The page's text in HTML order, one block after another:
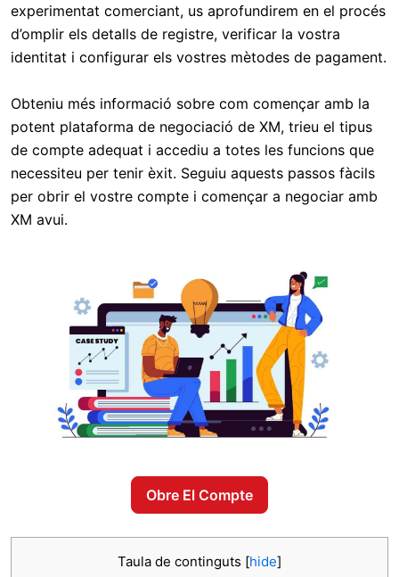
experimentat comerciant, us aprofundirem en el procés
d’omplir els detalls de registre, verificar la vostra
identitat i configurar els vostres mètodes de pagament.
Obteniu més informació sobre com començar amb la
potent plataforma de negociació de XM, trieu el tipus
de compte adequat i accediu a totes les funcions que
necessiteu per tenir èxit. Seguiu aquests passos fàcils
per obrir el vostre compte i començar a negociar amb
XM avui.
Obre El Compte
Taula de continguts [hide]